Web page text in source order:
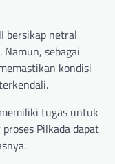
bersikap netral
sebagai
kondisi
tugas untuk
Pilkada dapat